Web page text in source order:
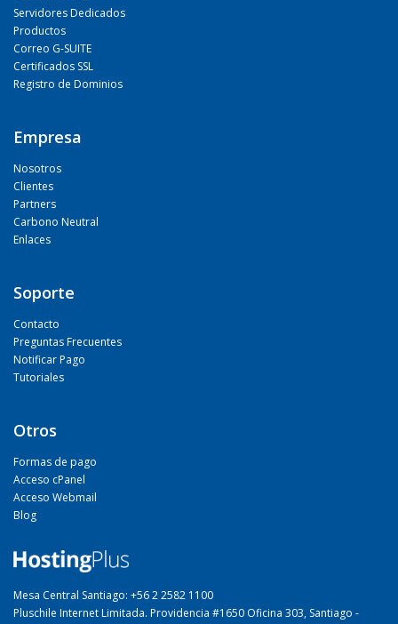
Servidores Dedicados
Productos
Correo G-SUITE
Certificados SSL
Registro de Dominios
Empresa
Nosotros
Clientes
Partners
Carbono Neutral
Enlaces
Soporte
Contacto
Preguntas Frecuentes
Notificar Pago
Tutoriales
Otros
Formas de pago
Acceso cPanel
Acceso Webmail
Blog
Mesa Central Santiago: +56 2 2582 1100
Pluschile Internet Limitada. Providencia #1650 Oficina 303, Santiago -